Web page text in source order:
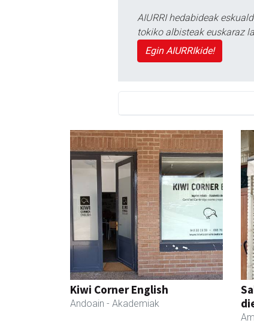
AIURRI hedabideak
tokiko albisteak euskaraz
Egin AIURRIkide!
Kiwi Corner English
Andoain - Akademiak